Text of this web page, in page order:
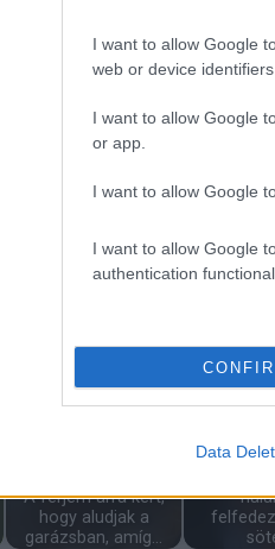
I want to allow Google
web or device identifiers
I want to allow Google
or app.
I want to allow Google
I want to allow Google
authentication
Data
Neveltem a néhai
a sajátomat –…
az
A férjem arra kért,
hogy aludjak a
garázsban, amíg…